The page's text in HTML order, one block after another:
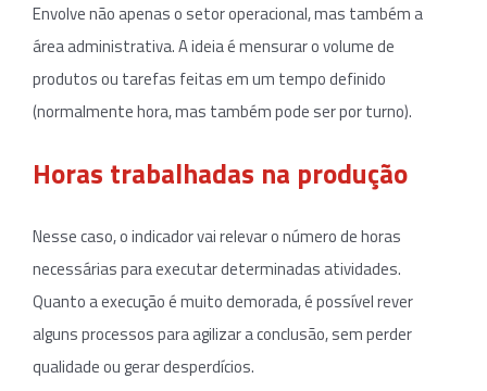
Envolve não apenas o setor operacional, mas também a
área administrativa. A ideia é mensurar o volume de
produtos ou tarefas feitas em um tempo definido
(normalmente hora, mas também pode ser por turno).
Horas trabalhadas na produção
Nesse caso, o indicador vai relevar o número de horas
necessárias para executar determinadas atividades.
Quanto a execução é muito demorada, é possível rever
alguns processos para agilizar a conclusão, sem perder
qualidade ou gerar desperdícios.